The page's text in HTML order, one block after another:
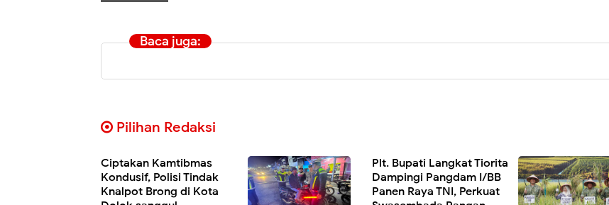
Baca juga:
Pilihan Redaksi
Ciptakan Kamtibmas
Kondusif, Polisi Tindak
Knalpot Brong di Kota
Plt. Bupati Langkat Tiorita
Dampingi Pangdam I/BB
Panen Raya TNI, Perkuat